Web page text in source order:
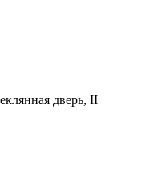
дверь, II